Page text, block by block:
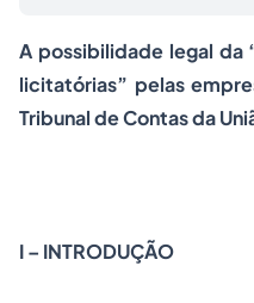
A possibilidade legal da
licitatórias” pelas
Tribunal de Contas da
I – INTRODUÇÃO